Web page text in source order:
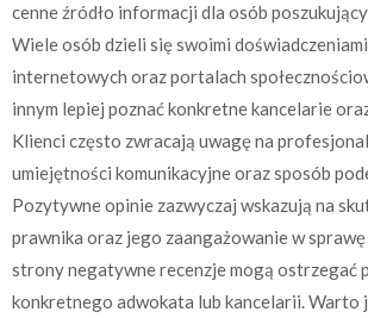
cenne źródło informacji dla osób
Wiele osób dzieli się swoimi
internetowych oraz portalach
innym lepiej poznać konkretne kancelarie
Klienci często zwracają uwagę na
umiejętności komunikacyjne oraz sposób
Pozytywne opinie zazwyczaj wskazują na
prawnika oraz jego zaangażowanie w
strony negatywne recenzje mogą ostrzegać
konkretnego adwokata lub kancelarii. Warto